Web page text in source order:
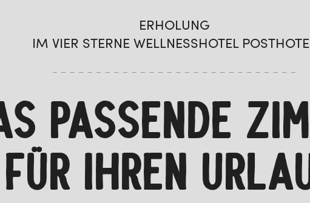
ERHOLUNG
IM VIER STERNE WELLNESSHOTEL
PASSENDE
FÜR IHREN